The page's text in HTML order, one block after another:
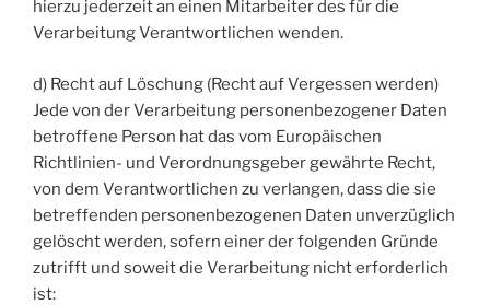
hierzu jederzeit an einen Mitarbeiter des für die
Verarbeitung Verantwortlichen wenden.
d) Recht auf Löschung (Recht auf Vergessen werden)
Jede von der Verarbeitung personenbezogener Daten
betroffene Person hat das vom Europäischen
Richtlinien- und Verordnungsgeber gewährte Recht,
von dem Verantwortlichen zu verlangen, dass die sie
betreffenden personenbezogenen Daten unverzüglich
gelöscht werden, sofern einer der folgenden Gründe
zutrifft und soweit die Verarbeitung nicht erforderlich
ist: